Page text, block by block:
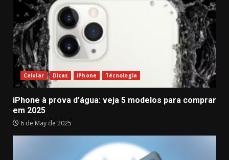
Celular Dicas iPhone Técnologia
iPhone à prova d’água: veja 5 modelos para comprar
em 2025
6 de May de 2025